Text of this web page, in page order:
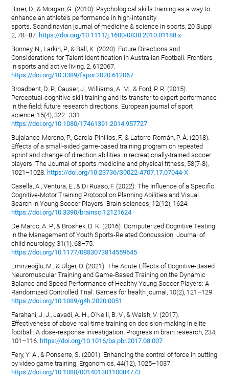
Birrer, D., & Morgan, G. (2010). Psychological skills training as a way to
enhance an athlete's performance in high-intensity
sports. Scandinavian journal of medicine & science in sports, 20 Suppl
2, 78–87. https://doi.org/10.1111/j.1600-0838.2010.01188.x
Bonney, N., Larkin, P., & Ball, K. (2020). Future Directions and
Considerations for Talent Identification in Australian Football. Frontiers
in sports and active living, 2, 612067.
https://doi.org/10.3389/fspor.2020.612067
Broadbent, D. P., Causer, J., Williams, A. M., & Ford, P. R. (2015).
Perceptual-cognitive skill training and its transfer to expert performance
in the field: future research directions. European journal of sport
science, 15(4), 322–331.
https://doi.org/10.1080/17461391.2014.957727
Bujalance-Moreno, P., García-Pinillos, F., & Latorre-Román, P. Á. (2018).
Effects of a small-sided game-based training program on repeated
sprint and change of direction abilities in recreationally-trained soccer
players. The Journal of sports medicine and physical fitness, 58(7-8),
1021–1028. https://doi.org/10.23736/S0022-4707.17.07044-X
Casella, A., Ventura, E., & Di Russo, F. (2022). The Influence of a Specific
Cognitive-Motor Training Protocol on Planning Abilities and Visual
Search in Young Soccer Players. Brain sciences, 12(12), 1624.
https://doi.org/10.3390/brainsci12121624
De Marco, A. P., & Broshek, D. K. (2016). Computerized Cognitive Testing
in the Management of Youth Sports-Related Concussion. Journal of
child neurology, 31(1), 68–75.
https://doi.org/10.1177/0883073814559645
Emirzeoğlu, M., & Ülger, Ö. (2021). The Acute Effects of Cognitive-Based
Neuromuscular Training and Game-Based Training on the Dynamic
Balance and Speed Performance of Healthy Young Soccer Players: A
Randomized Controlled Trial. Games for health journal, 10(2), 121–129.
https://doi.org/10.1089/g4h.2020.0051
Farahani, J. J., Javadi, A. H., O'Neill, B. V., & Walsh, V. (2017).
Effectiveness of above real-time training on decision-making in elite
football: A dose-response investigation. Progress in brain research, 234,
101–116. https://doi.org/10.1016/bs.pbr.2017.08.007
Fery, Y. A., & Ponserre, S. (2001). Enhancing the control of force in putting
by video game training. Ergonomics, 44(12), 1025–1037.
https://doi.org/10.1080/00140130110084773